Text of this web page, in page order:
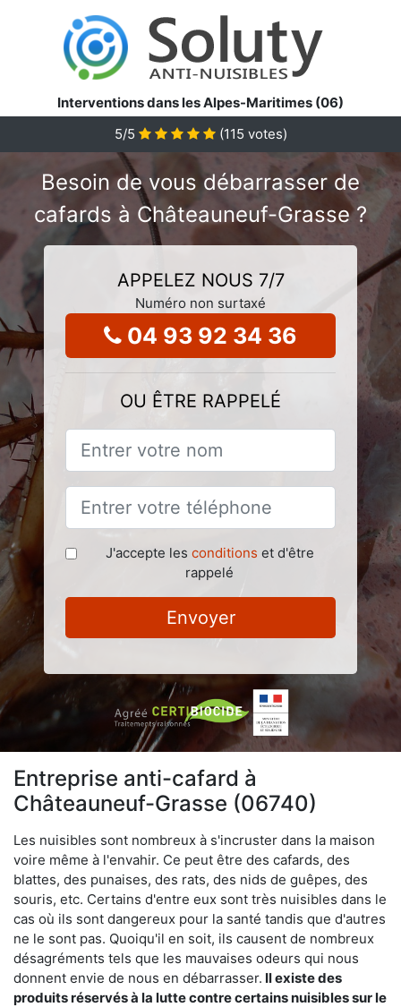
Interventions dans les Alpes-Maritimes (06)
5/5 (115 votes)
Besoin de vous débarrasser de
cafards à Châteauneuf-Grasse ?
APPELEZ NOUS 7/7
Numéro non surtaxé
04 93 92 34 36
OU ÊTRE RAPPELÉ
J'accepte les conditions et d'être
rappelé
Envoyer
Entreprise anti-cafard à
Châteauneuf-Grasse (06740)
Les nuisibles sont nombreux à s'incruster dans la maison
voire même à l'envahir. Ce peut être des cafards, des
blattes, des punaises, des rats, des nids de guêpes, des
souris, etc. Certains d'entre eux sont très nuisibles dans le
cas où ils sont dangereux pour la santé tandis que d'autres
ne le sont pas. Quoiqu'il en soit, ils causent de nombreux
désagréments tels que les mauvaises odeurs qui nous
donnent envie de nous en débarrasser. Il existe des
produits réservés à la lutte contre certains nuisibles sur le